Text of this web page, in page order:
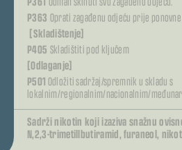
P363 Oprati zagađenu odjeću prije
[Skladištenje]
P405 Skladištiti pod ključem
[Odlaganje]
P501Odložiti sadržaj/spremnik u skladu s
lokalnim/regionalnim/nacionalnim/
Sadrži nikotin koji izaziva snažnu
N,2,3-trimetillbutiramid, furaneol,